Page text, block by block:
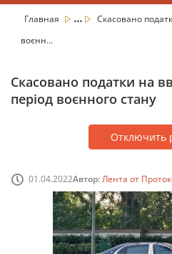
Главная ...
Скасовано
воєнн...
Скасовано податки на
період воєнного стану
Отключить
01.04.2022Автор:Лента от